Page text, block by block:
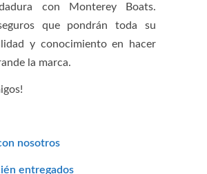
con Monterey Boats.
que pondrán toda su
y conocimiento en hacer
la marca.
nosotros
entregados